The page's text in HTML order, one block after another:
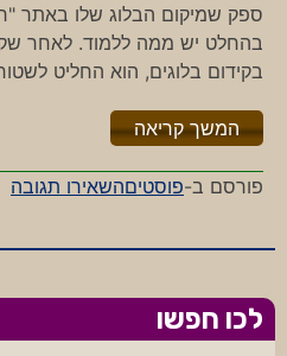
ספק שמיקום הבלוג שלו באתר
בהחלט יש ממה ללמוד. לאחר
בקידום בלוגים, הוא החליט
המשך קריאה"%s"
פורסם ב-פוסטיםהשאירו תגובה
לכו חפשו